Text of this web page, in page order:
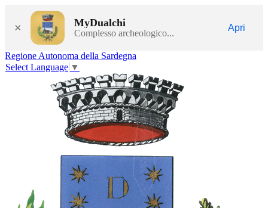
× MyDualchi
Complesso archeologico...
Apri
Regione Autonoma della Sardegna
Select Language ▼